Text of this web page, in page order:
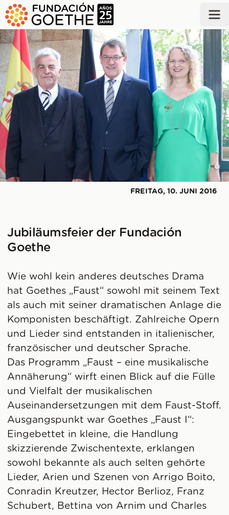
ZUM HAUPTINHALT SPRINGEN
FREITAG, 10. JUNI 2016
Jubiläumsfeier der Fundación
Goethe
Wie wohl kein anderes deutsches Drama
hat Goethes „Faust“ sowohl mit seinem Text
als auch mit seiner dramatischen Anlage die
Komponisten beschäftigt. Zahlreiche Opern
und Lieder sind entstanden in italienischer,
französischer und deutscher Sprache.
Das Programm „Faust – eine musikalische
Annäherung“ wirft einen Blick auf die Fülle
und Vielfalt der musikalischen
Auseinandersetzungen mit dem Faust-Stoff.
Ausgangspunkt war Goethes „Faust I“:
Eingebettet in kleine, die Handlung
skizzierende Zwischentexte, erklangen
sowohl bekannte als auch selten gehörte
Lieder, Arien und Szenen von Arrigo Boito,
Conradin Kreutzer, Hector Berlioz, Franz
Schubert, Bettina von Arnim und Charles